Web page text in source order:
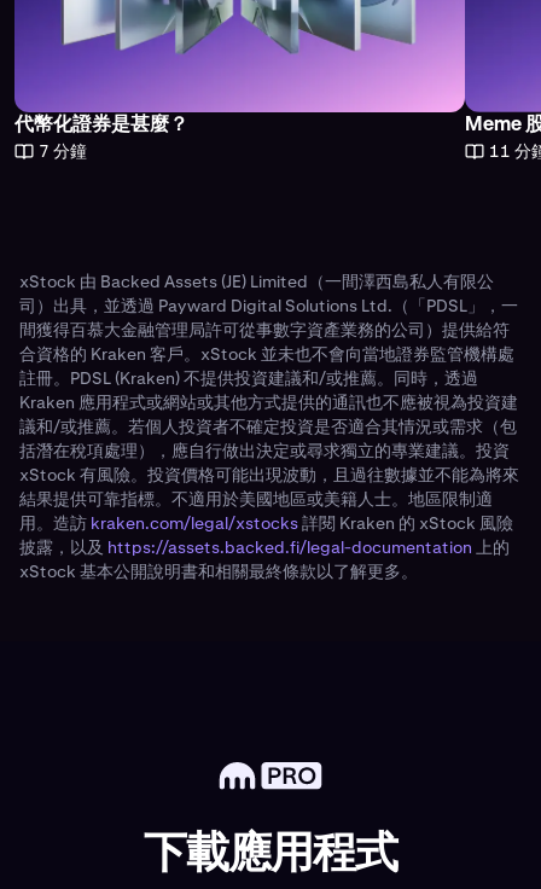
代幣化證券是甚麼？
7 分鐘
Meme
11 分
xStock 由 Backed Assets (JE) Limited（一間澤西島私人有限公
司）出具，並透過 Payward Digital Solutions Ltd.（「PDSL」，一
間獲得百慕大金融管理局許可從事數字資產業務的公司）提供給符
合資格的 Kraken 客戶。xStock 並未也不會向當地證券監管機構處
註冊。PDSL (Kraken) 不提供投資建議和/或推薦。同時，透過
Kraken 應用程式或網站或其他方式提供的通訊也不應被視為投資建
議和/或推薦。若個人投資者不確定投資是否適合其情況或需求（包
括潛在稅項處理），應自行做出決定或尋求獨立的專業建議。投資
xStock 有風險。投資價格可能出現波動，且過往數據並不能為將來
結果提供可靠指標。不適用於美國地區或美籍人士。地區限制適
用。造訪 kraken.com/legal/xstocks詳閱 Kraken 的 xStock 風險
披露，以及 https://assets.backed.fi/legal-documentation 上的
xStock 基本公開說明書和相關最終條款以了解更多。
下載應用程式